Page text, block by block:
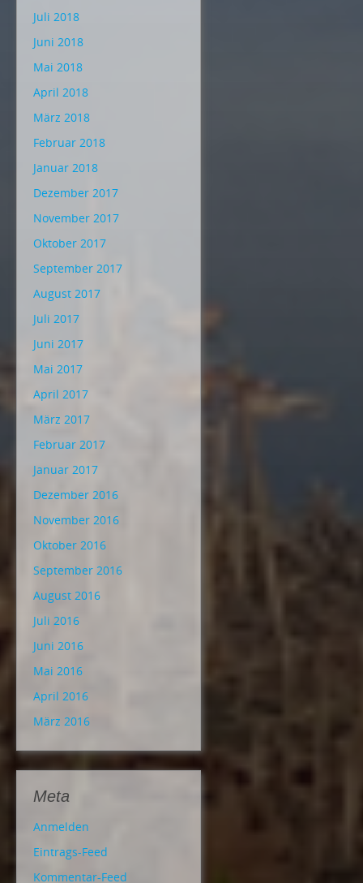
Juli 2018
Juni 2018
Mai 2018
April 2018
März 2018
Februar 2018
Januar 2018
Dezember 2017
November 2017
Oktober 2017
September 2017
August 2017
Juli 2017
Juni 2017
Mai 2017
April 2017
März 2017
Februar 2017
Januar 2017
Dezember 2016
November 2016
Oktober 2016
September 2016
August 2016
Juli 2016
Juni 2016
Mai 2016
April 2016
März 2016
Meta
Anmelden
Eintrags-Feed
Kommentar-Feed